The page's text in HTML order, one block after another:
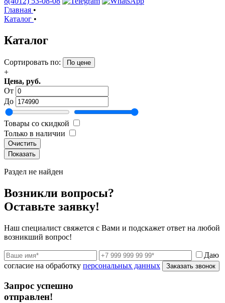
Главная •
Каталог •
Каталог
Сортировать по: По цене
+
Цена, руб.
От
До
Товары со скидкой
Только в наличии
Очистить
Раздел не найден
Возникли вопросы?
Оставьте заявку!
Наш специалист свяжется с Вами и подскажет ответ на любой
возникший вопрос!
Даю
согласие на обработку персональных данных Заказать звонок
Запрос успешно
отправлен!